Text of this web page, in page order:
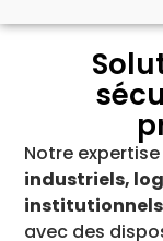
Notre
industriels,
institutionnels
avec des